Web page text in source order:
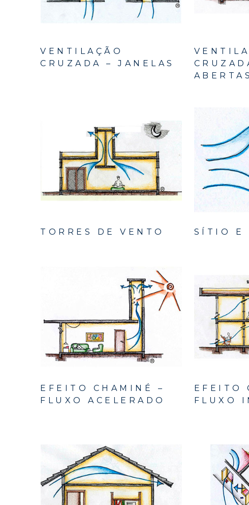
VENTILAÇÃO
CRUZADA – JANELAS
ABERTAS
TORRES DE VENTO SÍTIO E
EFEITO CHAMINÉ –
FLUXO ACELERADO
EFEITO
FLUXO